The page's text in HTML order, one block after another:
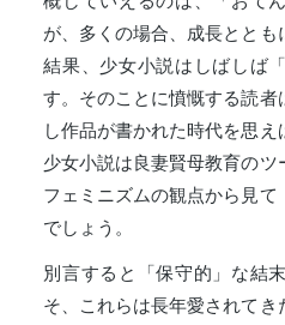
が、多くの場合、成長ととも
結果、少女小説はしばしば
す。そのことに憤慨する読
し作品が書かれた時代を思
少女小説は良妻賢母教育の
フェミニズムの観点から見
でしょう。
別言すると「保守的」な結
そ、これらは長年愛されてき